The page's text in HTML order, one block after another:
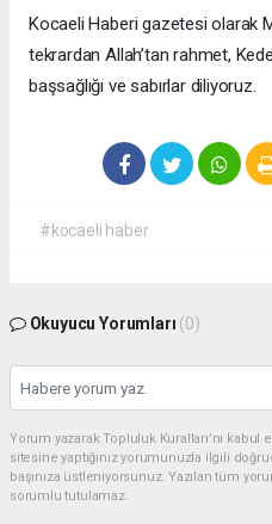
Kocaeli Haberi gazetesi olarak
tekrardan Allah’tan rahmet,
başsağlığı ve sabırlar diliyoruz.
#kocaeli haber
Okuyucu Yorumları (0)
Yorum yazarak Topluluk Kuralları’nı
sitesine yaptığınız yorumunuzla ilgili
başınıza üstleniyorsunuz. Yazılan tüm
sorumlu tutulamaz.